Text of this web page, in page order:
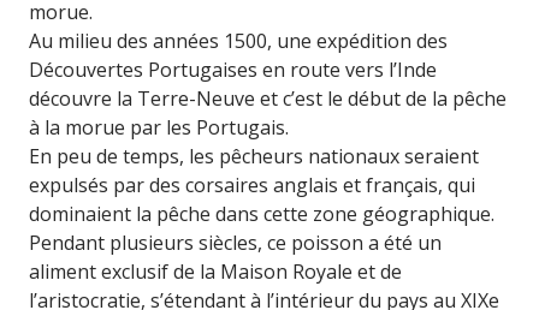
morue.
Au milieu des années 1500, une expédition des
Découvertes Portugaises en route vers l’Inde
découvre la Terre-Neuve et c’est le début de la pêche
à la morue par les Portugais.
En peu de temps, les pêcheurs nationaux seraient
expulsés par des corsaires anglais et français, qui
dominaient la pêche dans cette zone géographique.
Pendant plusieurs siècles, ce poisson a été un
aliment exclusif de la Maison Royale et de
l’aristocratie, s’étendant à l’intérieur du pays au XIXe